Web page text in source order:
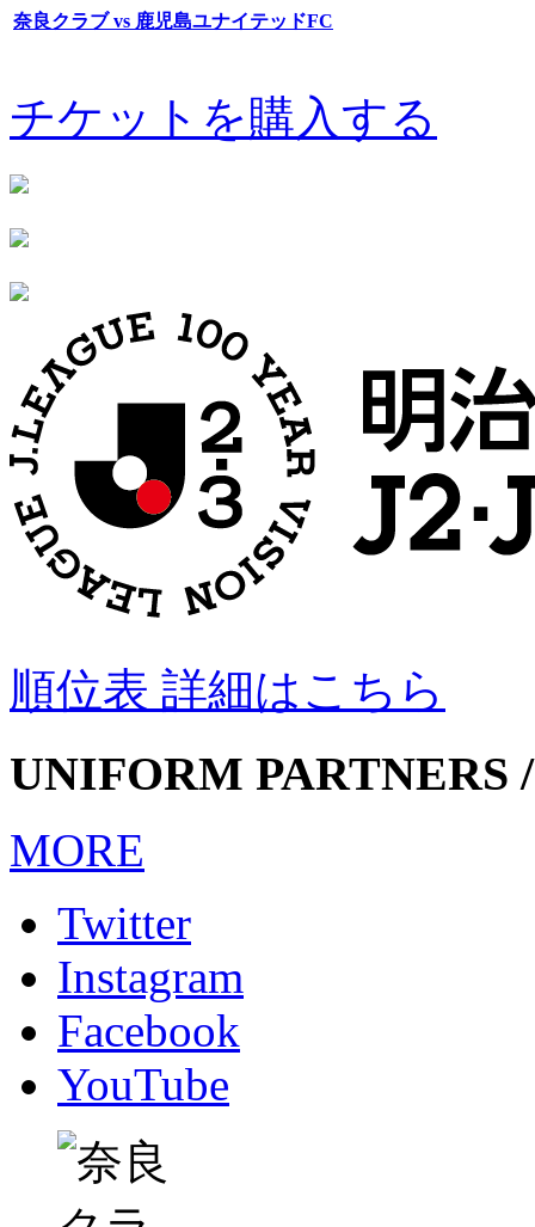
奈良クラブ vs 鹿児島ユナイテッドFC
チケットを購入する
順位表 詳細はこちら
UNIFORM PARTNERS
MORE
Twitter
Instagram
Facebook
YouTube